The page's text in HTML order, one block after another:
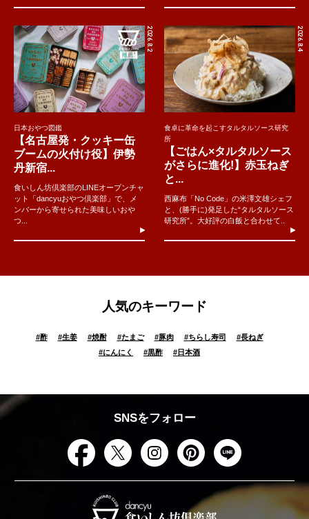
2026.8.2
日本おやつ図鑑
【名古屋発・クッキー缶
ブームの火付け役】伊勢
丹新宿...
食いしん坊倶楽部のLINEオープンチャ
ット「dancyuおやつ倶楽部」で、メ
ンバーから寄せられた美味しいおや
つ...
2026.8.4
食卓に革命を起こすタルタルソース研究
所
【ごはん×タルタルソース
がさらに進化!】赤玉ねぎ
と...
西麻布「No Code」の米澤文雄シェフ
と、(勝手に)発足した“タルタルソース
研究所”。大好評の白飯と合わせて..
人気のキーワード
#酢 #生姜 #焼酎 #たまご #豚肉 #ちらし寿司 #長ねぎ
#にんにく #黒酢 #日本酒
SNSをフォロー